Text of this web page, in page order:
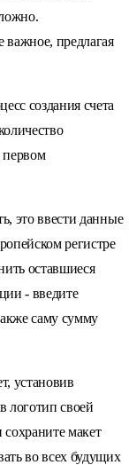
важное, предлагая
создания счета
первом
это ввести данные
регистре
оставшиеся
- введите
саму сумму
установив
логотип своей
макет
во всех будущих